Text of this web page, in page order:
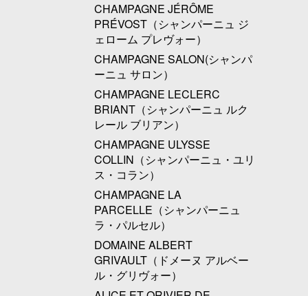
CHAMPAGNE JÉRÔME
PRÉVOST（シャンパーニュ ジ
ェローム プレヴォー）
CHAMPAGNE SALON(シャンパ
ーニュ サロン）
CHAMPAGNE LECLERC
BRIANT（シャンパーニュ ルク
レール ブリアン）
CHAMPAGNE ULYSSE
COLLIN（シャンパーニュ・ユリ
ス・コラン）
CHAMPAGNE LA
PARCELLE（シャンパーニュ
ラ・パルセル）
DOMAINE ALBERT
GRIVAULT（ドメーヌ アルベー
ル・グリヴォー）